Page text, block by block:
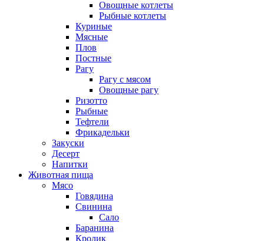
Овощные котлеты
Рыбные котлеты
Куриные
Мясные
Плов
Постные
Рагу
Рагу с мясом
Овощные рагу
Ризотто
Рыбные
Тефтели
Фрикадельки
Закуски
Десерт
Напитки
Животная пища
Мясо
Говядина
Свинина
Сало
Баранина
Кролик